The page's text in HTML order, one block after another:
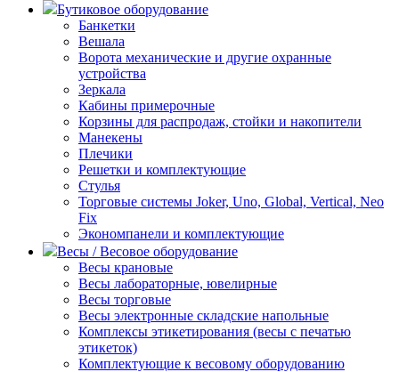
Бутиковое оборудование
Банкетки
Вешала
Ворота механические и другие охранные
устройства
Зеркала
Кабины примерочные
Корзины для распродаж, стойки и накопители
Манекены
Плечики
Решетки и комплектующие
Стулья
Торговые системы Joker, Uno, Global, Vertical, Neo
Fix
Экономпанели и комплектующие
Весы / Весовое оборудование
Весы крановые
Весы лабораторные, ювелирные
Весы торговые
Весы электронные складские напольные
Комплексы этикетирования (весы с печатью
этикеток)
Комплектующие к весовому оборудованию